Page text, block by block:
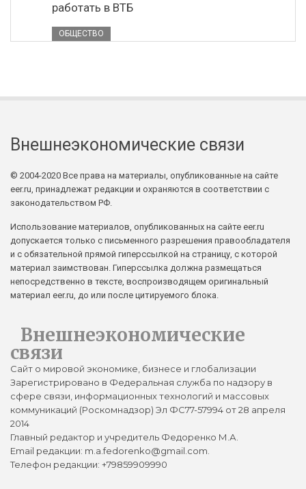
работать в ВТБ
ОБЩЕСТВО
Внешнеэкономические связи
© 2004-2020 Все права на материалы, опубликованные на сайте
eer.ru, принадлежат редакции и охраняются в соответствии с
законодательством РФ.
Использование материалов, опубликованных на сайте eer.ru
допускается только с письменного разрешения правообладателя
и с обязательной прямой гиперссылкой на страницу, с которой
материал заимствован. Гиперссылка должна размещаться
непосредственно в тексте, воспроизводящем оригинальный
материал eer.ru, до или после цитируемого блока.
Внешнеэкономические
связи
Сайт о мировой экономике, бизнесе и глобализации
Зарегистрировано в Федеральная служба по надзору в
сфере связи, информационных технологий и массовых
коммуникаций (Роскомнадзор) Эл ФС77-57994 от 28 апреля
2014
Главный редактор и учредитель Федоренко М.А.
Email редакции: m.a.fedorenko@gmail.com.
Телефон редакции: +79859909990